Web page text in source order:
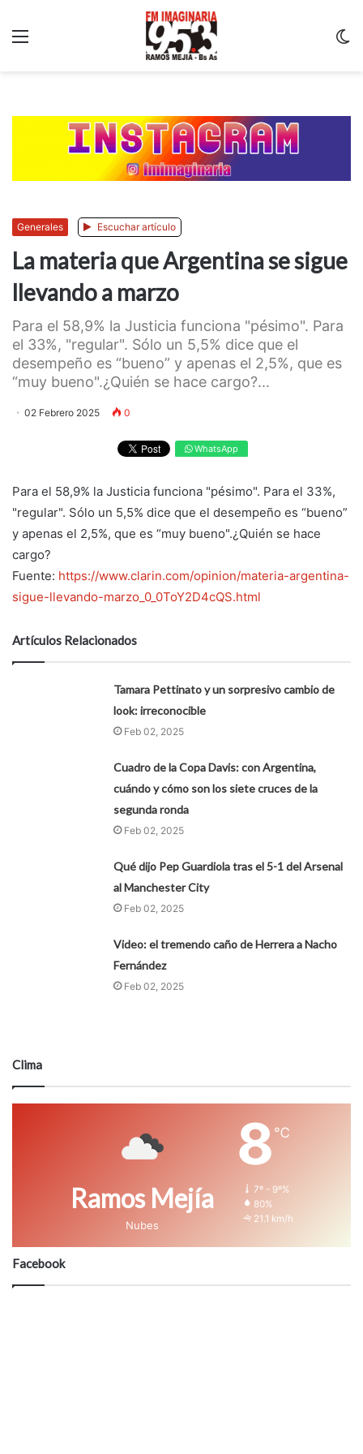
Generales Escuchar artículo
La materia que Argentina se sigue
llevando a marzo
Para el 58,9% la Justicia funciona "pésimo". Para
el 33%, "regular". Sólo un 5,5% dice que el
desempeño es “bueno” y apenas el 2,5%, que es
“muy bueno".¿Quién se hace cargo?...
02 Febrero 2025 0
WhatsApp
Para el 58,9% la Justicia funciona "pésimo". Para el 33%,
"regular". Sólo un 5,5% dice que el desempeño es “bueno”
y apenas el 2,5%, que es “muy bueno".¿Quién se hace
cargo?
Fuente: https://www.clarin.com/opinion/materia-argentina-
sigue-llevando-marzo_0_0ToY2D4cQS.html
Artículos Relacionados
Tamara Pettinato y un sorpresivo cambio de
look: irreconocible
Feb 02, 2025
Cuadro de la Copa Davis: con Argentina,
cuándo y cómo son los siete cruces de la
segunda ronda
Feb 02, 2025
Qué dijo Pep Guardiola tras el 5-1 del Arsenal
al Manchester City
Feb 02, 2025
Video: el tremendo caño de Herrera a Nacho
Fernández
Feb 02, 2025
Clima
Ramos Mejía
Nubes
8 ℃
7º - 9º%
80%
21.1 km/h
Facebook